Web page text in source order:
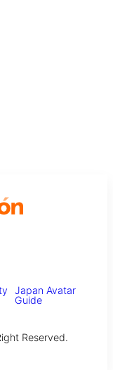
Japan Avatar
Guide
Reserved.